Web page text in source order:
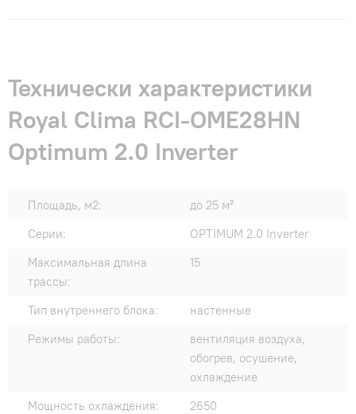
Технически характеристики
Royal Clima RCI-OME28HN
Optimum 2.0 Inverter
Площадь, м2:
до 25 м²
Серии:
OPTIMUM 2.0 Inverter
Максимальная длина
трассы:
15
Тип внутреннего блока:
настенные
Режимы работы:
вентиляция воздуха,
обогрев, осушение,
охлаждение
Мощность охлаждения:
2650